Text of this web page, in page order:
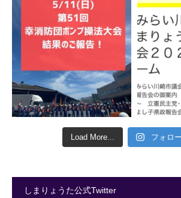
Load More... フォロ
しまりょうた公式Twitter